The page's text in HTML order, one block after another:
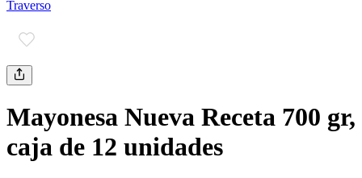
mayor
Contáctanos
Nosotros
Traverso
Mayonesa Nueva Receta 700 gr,
caja de 12 unidades